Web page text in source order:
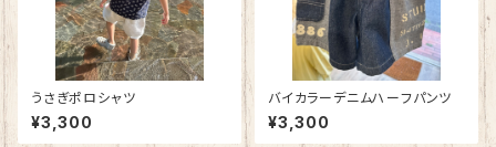
うさぎポロシャツ
¥3,300
バイカラーデニムハーフパンツ
¥3,300